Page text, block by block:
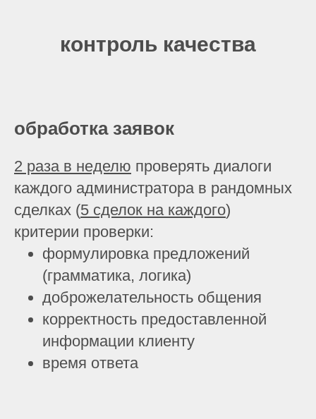
контроль качества
обработка заявок
2 раза в неделю проверять диалоги
каждого администратора в рандомных
сделках (5 сделок на каждого)
критерии проверки:
формулировка предложений
(грамматика, логика)
доброжелательность общения
корректность предоставленной
информации клиенту
время ответа